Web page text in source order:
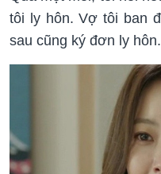
tôi ly hôn. Vợ tôi ban
sau cũng ký đơn ly hôn.